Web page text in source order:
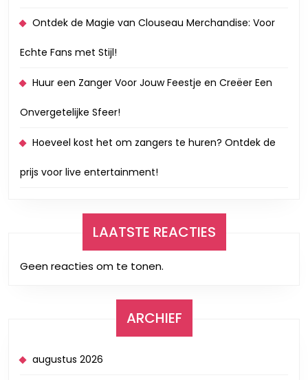
Ontdek de Magie van Clouseau Merchandise: Voor
Echte Fans met Stijl!
Huur een Zanger Voor Jouw Feestje en Creëer Een
Onvergetelijke Sfeer!
Hoeveel kost het om zangers te huren? Ontdek de
prijs voor live entertainment!
LAATSTE REACTIES
Geen reacties om te tonen.
ARCHIEF
augustus 2026